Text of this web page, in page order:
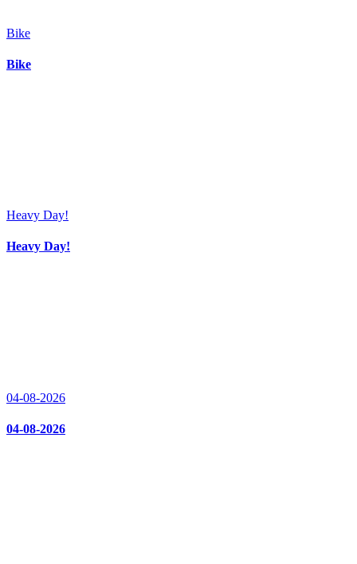
Bike
Bike
Heavy Day!
Heavy Day!
04-08-2026
04-08-2026